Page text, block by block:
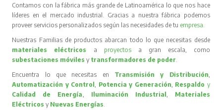
Contamos con la fábrica más grande de Latinoamérica lo que nos hace
líderes en el mercado industrial. Gracias a nuestra fábrica podemos
proveer servicios personalizados según las necesidades de tu empresa
Nuestras Familias de productos abarcan todo lo que necesitas desde
materiales eléctricos
a proyectos
a gran escala, como
subestaciones móvilesy transformadores de poder
Encuentra lo que necesitas en Transmisión y Distribución
Automatización y Control
Potencia y Generación Respaldo y
Calidad de Energía
Iluminación Industrial
Materiales
Eléctricos y Nuevas Energías